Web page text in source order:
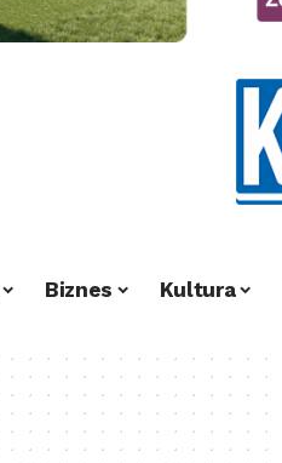
Biznes Kultura